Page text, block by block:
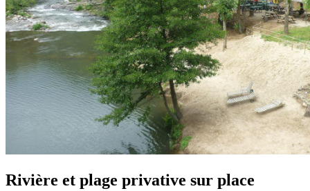
Rivière et plage privative sur place